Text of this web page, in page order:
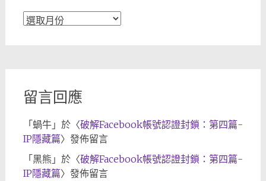
文
留言回應
「 蝸牛」於〈破解Facebook帳號認證封鎖：第四篇-
IP隱藏篇〉發佈留言
「 黑熊 」於〈破解Facebook帳號認證封鎖：第四篇-
IP隱藏篇〉發佈留言